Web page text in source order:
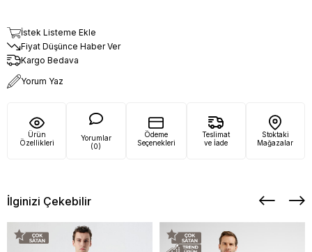
İstek Listeme Ekle
Fiyat Düşünce Haber Ver
Kargo Bedava
Yorum Yaz
Ürün
Özellikleri
Yorumlar
(0)
Ödeme
Seçenekleri
Teslimat
ve İade
Stoktaki
Mağazalar
İlginizi Çekebilir